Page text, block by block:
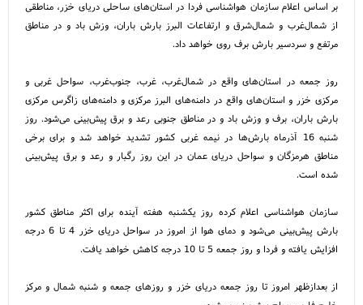
بر اساس اعلام سازمان هواشناسی فردا در استان‌های ساحلی دریای خزر، مناطقی
از شمال‌غرب و شمال‌شرق و ارتفاعات البرز بارش باران،‌ وزش باد و در مناطق
مرتفع و سردسیر بارش برف روی خواهد داد.
روز جمعه در استان‌های واقع در شمال‌غرب، غرب، جنوب‌غرب، سواحل غربی و
مرکزی خزر و استان‌های واقع در دامنه‌های البرز مرکزی و دامنه‌های زاگرس مرکزی
بارش باران، برف و وزش باد و در مناطق جنوبی رعد و برق پیش‌بینی می‌شود. روز
شنبه 16 آذرماه بارش‌ها در نیمه غربی کشور تشدید خواهد شد و برای برخی
مناطق هرمزگان و سواحل دریای عمان در این روز رگبار و رعد و برق پیش‌بینی
شده است.
سازمان هواشناسی اعلام کرده روز یکشنبه هفته آینده برای اکثر مناطق کشور
بارش پیش‌بینی می‌شود و دمای هوا از امروز در سواحل دریای خزر 4 تا 6 درجه
افزایش یافته و فردا و روز جمعه 5 تا 10 درجه کاهش خواهد یافت.
از بعدازظهر امروز تا روز جمعه دریای خزر و روزهای جمعه و شنبه شمال و مرکز